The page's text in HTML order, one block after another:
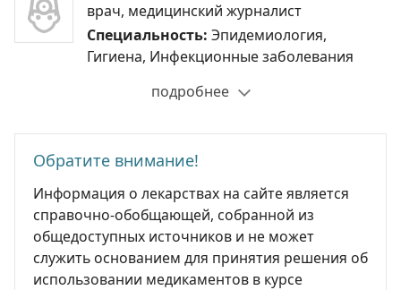
врач, медицинский журналист
Специальность: Эпидемиология,
Гигиена, Инфекционные заболевания
подробнее
Обратите внимание!
Информация о лекарствах на сайте является
справочно-обобщающей, собранной из
общедоступных источников и не может
служить основанием для принятия решения об
использовании медикаментов в курсе